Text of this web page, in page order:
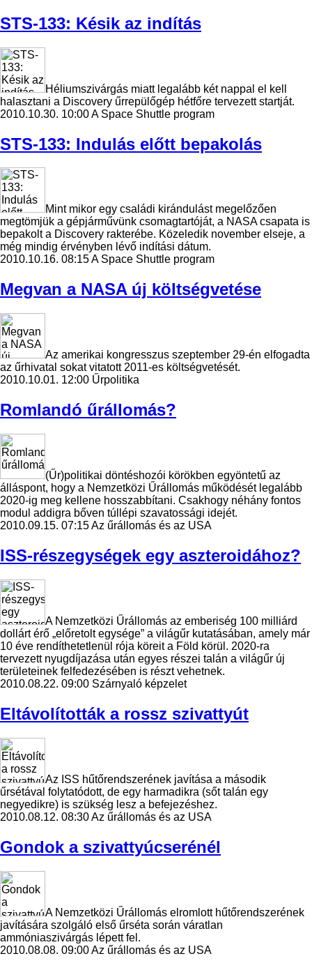
STS-133: Késik az indítás
Héliumszivárgás miatt legalább két nappal el kell
halasztani a Discovery űrrepülőgép hétfőre tervezett startját.
2010.10.30. 10:00A Space Shuttle program
STS-133: Indulás előtt bepakolás
Mint mikor egy családi kirándulást megelőzően
megtömjük a gépjárművünk csomagtartóját, a NASA csapata is
bepakolt a Discovery rakterébe. Közeledik november elseje, a
még mindig érvényben lévő indítási dátum.
2010.10.16. 08:15A Space Shuttle program
Megvan a NASA új költségvetése
Az amerikai kongresszus szeptember 29-én elfogadta
az űrhivatal sokat vitatott 2011-es költségvetését.
2010.10.01. 12:00 Űrpolitika
Romlandó űrállomás?
(Űr)politikai döntéshozói körökben egyöntetű az
álláspont, hogy a Nemzetközi Űrállomás működését legalább
2020-ig meg kellene hosszabbítani. Csakhogy néhány fontos
modul addigra bőven túllépi szavatossági idejét.
2010.09.15. 07:15Az űrállomás és az USA
ISS-részegységek egy aszteroidához?
A Nemzetközi Űrállomás az emberiség 100 milliárd
dollárt érő „előretolt egysége” a világűr kutatásában, amely már
10 éve rendíthetetlenül rója köreit a Föld körül. 2020-ra
tervezett nyugdíjazása után egyes részei talán a világűr új
területeinek felfedezésében is részt vehetnek.
2010.08.22. 09:00 Szárnyaló képzelet
Eltávolították a rossz szivattyút
Az ISS hűtőrendszerének javítása a második
űrsétával folytatódott, de egy harmadikra (sőt talán egy
negyedikre) is szükség lesz a befejezéshez.
2010.08.12. 08:30Az űrállomás és az USA
Gondok a szivattyúcserénél
A Nemzetközi Űrállomás elromlott hűtőrendszerének
javítására szolgáló első űrséta során váratlan
ammóniaszivárgás lépett fel.
2010.08.08. 09:00Az űrállomás és az USA